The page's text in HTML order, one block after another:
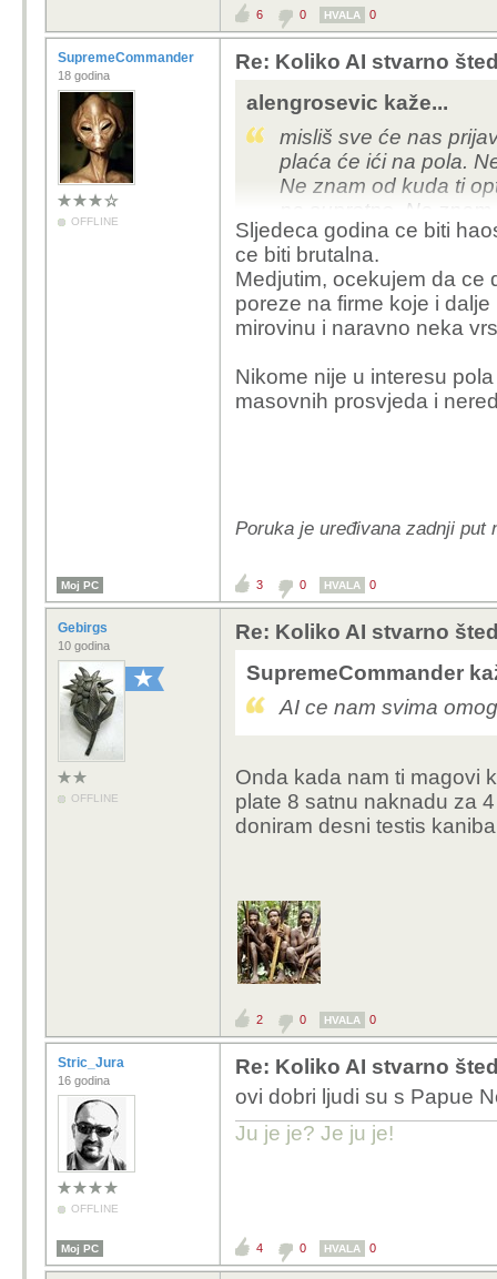
6 0 HVALA 0
SupremeCommander
18 godina
OFFLINE
Re: Koliko AI stvarno
alengrosevic kaže...
misliš sve će nas
plaća će ići na pola.
Ne znam od kuda ti
na suprotno. Ne
posao postojećim
plaću. Ne kužim tu
Sljedeca godina ce biti
ce biti brutalna.
Medjutim, ocekujem da ce
poreze na firme koje i
mirovinu i naravno neka
Nikome nije u interesu
masovnih prosvjeda i
Poruka je uređivana zadnji put
Moj PC 3 0 HVALA 0
Gebirgs
10 godina
OFFLINE
Re: Koliko AI stvarno
SupremeCommander
AI ce nam svima
Onda kada nam ti magovi
plate 8 satnu naknadu za
doniram desni testis
2 0 HVALA 0
Stric_Jura
16 godina
OFFLINE
Re: Koliko AI stvarno
ovi dobri ljudi su s Papue
Ju je je? Je ju je!
Moj PC 4 0 HVALA 0